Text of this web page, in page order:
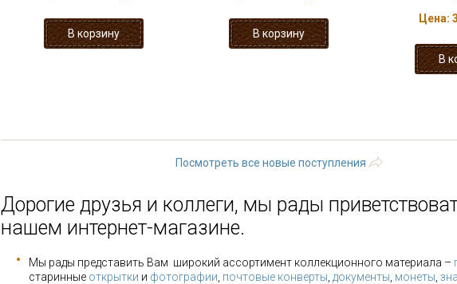
Цена:
Посмотреть все новые поступления
Дорогие друзья и коллеги, мы рады
нашем интернет-магазине.
Мы рады представить Вам широкий ассортимент коллекционного материала –
старинные открытки и фотографии почтовые конверты документы монеты